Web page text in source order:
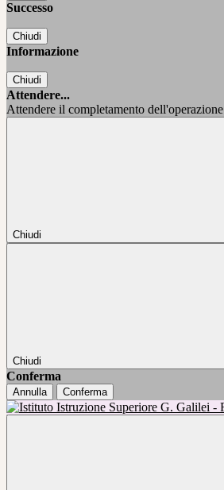
Successo
Chiudi
Informazione
Chiudi
Attendere...
Attendere il completamento
Chiudi
Chiudi
Conferma
Annulla Conferma